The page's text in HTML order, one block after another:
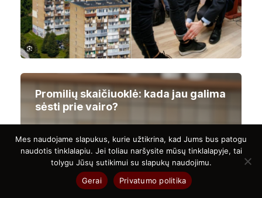
Promilių skaičiuoklė: kada jau galima
sėsti prie vairo?
Mes naudojame slapukus, kurie užtikrina, kad Jums bus patogu
naudotis tinklalapiu. Jei toliau naršysite mūsų tinklalapyje, tai
tolygu Jūsų sutikimui su slapukų naudojimu.
Gerai
Privatumo politika